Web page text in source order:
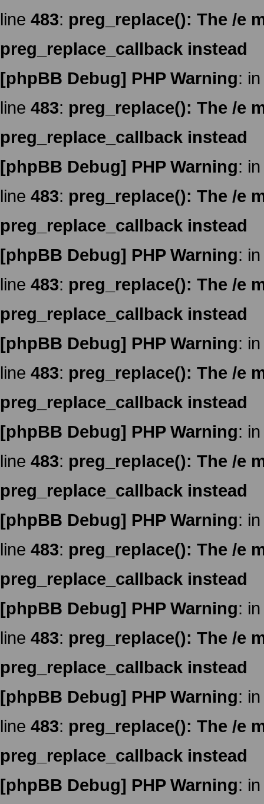
line 483: preg_replace(): The /e
preg_replace_callback instead
[phpBB Debug] PHP Warning:
line 483: preg_replace(): The /e
preg_replace_callback instead
[phpBB Debug] PHP Warning:
line 483: preg_replace(): The /e
preg_replace_callback instead
[phpBB Debug] PHP Warning:
line 483: preg_replace(): The /e
preg_replace_callback instead
[phpBB Debug] PHP Warning:
line 483: preg_replace(): The /e
preg_replace_callback instead
[phpBB Debug] PHP Warning:
line 483: preg_replace(): The /e
preg_replace_callback instead
[phpBB Debug] PHP Warning:
line 483: preg_replace(): The /e
preg_replace_callback instead
[phpBB Debug] PHP Warning:
line 483: preg_replace(): The /e
preg_replace_callback instead
[phpBB Debug] PHP Warning:
line 483: preg_replace(): The /e
preg_replace_callback instead
[phpBB Debug] PHP Warning: